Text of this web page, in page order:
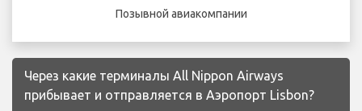
Позывной авиакомпании
Через какие терминалы All Nippon Airways
прибывает и отправляется в Аэропорт Lisbon?